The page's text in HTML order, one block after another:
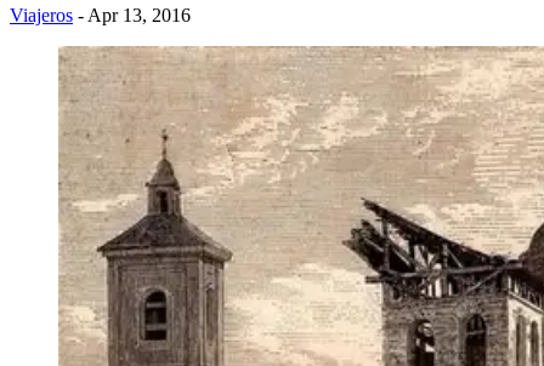
Viajeros - Apr 13, 2016